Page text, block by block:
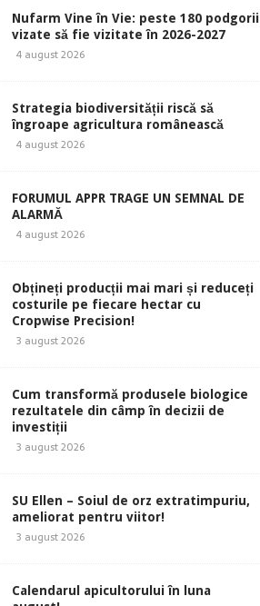
Nufarm Vine în Vie: peste 180 podgorii
vizate să fie vizitate în 2026-2027
4 august 2026
Strategia biodiversității riscă să
îngroape agricultura românească
4 august 2026
FORUMUL APPR TRAGE UN SEMNAL DE
ALARMĂ
4 august 2026
Obțineți producții mai mari și reduceți
costurile pe fiecare hectar cu
Cropwise Precision!
3 august 2026
Cum transformă produsele biologice
rezultatele din câmp în decizii de
investiții
3 august 2026
SU Ellen – Soiul de orz extratimpuriu,
ameliorat pentru viitor!
3 august 2026
Calendarul apicultorului în luna